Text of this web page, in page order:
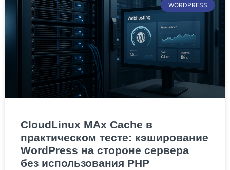
WORDPRESS
CloudLinux MAx Cache в
практическом тесте: кэширование
WordPress на стороне сервера
без использования PHP